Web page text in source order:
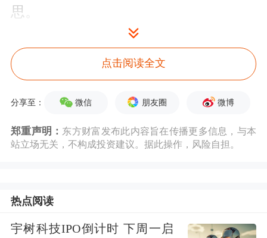
思。
上证成交量是4447.19亿，深成指是
5558.05亿，这些数字好像是有规律
的。但是意味着什么？水皮也说不清
说不定后面有一些奇妙的暗示。
金流出比较多，其实主要流出在
通，流出有56.08亿元，深股通还是流
点击阅读全文
分享至： 微信 朋友圈 微博
郑重声明： 东方财富发布此内容旨在传播更多信息，与本
站立场无关，不构成投资建议。据此操作，风险自担。
热点阅读
宇树科技IPO倒计时 下周一启